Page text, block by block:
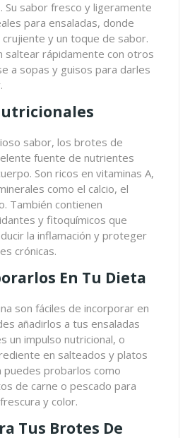
Su sabor fresco y ligeramente
para ensaladas, donde
y un toque de sabor.
saltear rápidamente con otros
a sopas y guisos para darles
sabor, los brotes de
fuente de nutrientes
Son ricos en vitaminas A,
como el calcio, el
También contienen
y fitoquímicos que
la inflamación y proteger
crónicas.
En Tu Dieta
son fáciles de incorporar en
añadirlos a tus ensaladas
un impulso nutricional, o
en salteados y platos
puedes probarlos como
de carne o pescado para
y color.
Tus Brotes De